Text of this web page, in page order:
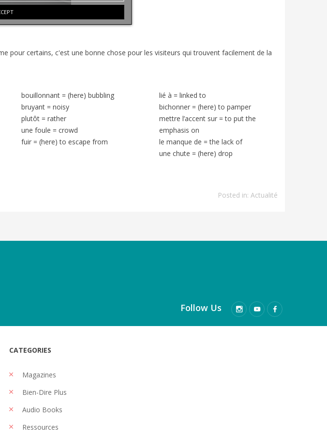
pour certains, c'est une bonne chose pour les visiteurs qui trouvent facilement de la
bouillonnant = (here) bubbling
bruyant = noisy
plutôt = rather
une foule = crowd
fuir = (here) to escape from
lié à = linked to
bichonner = (here) to pamper
mettre l’accent sur = to put the
emphasis on
le manque de = the lack of
une chute = (here) drop
Posted in: Actualité
Follow Us
CATEGORIES
Magazines
Bien-Dire Plus
Audio Books
Ressources